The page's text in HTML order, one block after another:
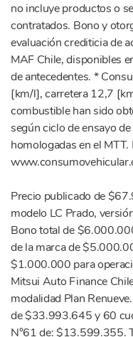
no incluye productos o
contratados. Bono y
evaluación crediticia de
MAF Chile, disponibles
de antecedentes. *
[km/l], carretera 12,7
combustible han sido
según ciclo de ensayo
homologadas en el
Precio publicado de
modelo LC Prado,
Bono total de
de la marca de
$1.000.000 para
Mitsui Auto Finance
modalidad Plan
de $33.993.645 y 60
N°61 de: $13.599.355.